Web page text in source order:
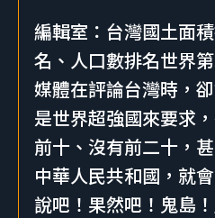
編輯室：台灣國土面
名、人口數排名世界
媒體在評論台灣時，
是世界超強國來要求
前十、沒有前二十，
中華人民共和國，就
說吧！果然吧！鬼島